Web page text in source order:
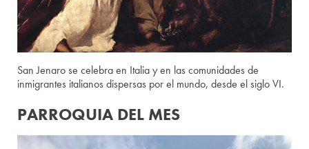
San Jenaro se celebra en Italia y en las comunidades de
inmigrantes italianos dispersas por el mundo, desde el siglo VI.
PARROQUIA DEL MES